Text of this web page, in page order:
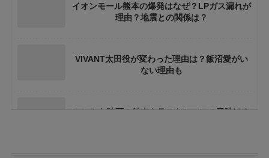
イオンモール熊本の爆発はなぜ？LPガス漏れが
理由？地震との関係は？
VIVANT太田役が変わった理由は？飯沼愛がい
ない理由も
ちいかわ映画の結末やラストシーンの意味は？